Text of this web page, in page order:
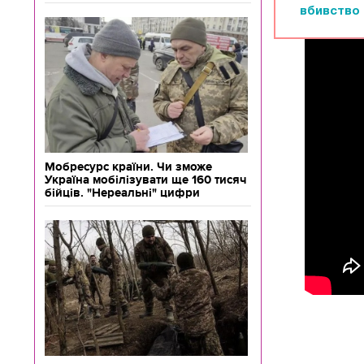
Мобресурс країни. Чи зможе
Україна мобілізувати ще 160 тисяч
бійців. "Нереальні" цифри
вбивство